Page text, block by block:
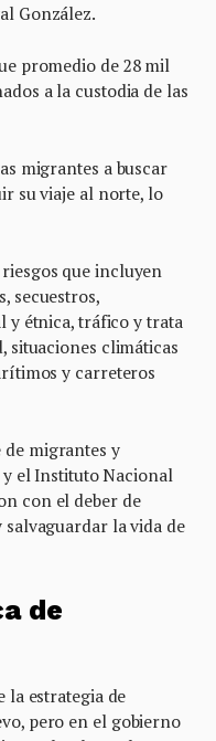
González.
promedio de 28 mil
a la custodia de las
migrantes a buscar
su viaje al norte, lo
que incluyen
secuestros,
y étnica, tráfico y trata
situaciones climáticas
y carreteros
migrantes y
el Instituto Nacional
con el deber de
la vida de
de
la estrategia de
pero en el gobierno